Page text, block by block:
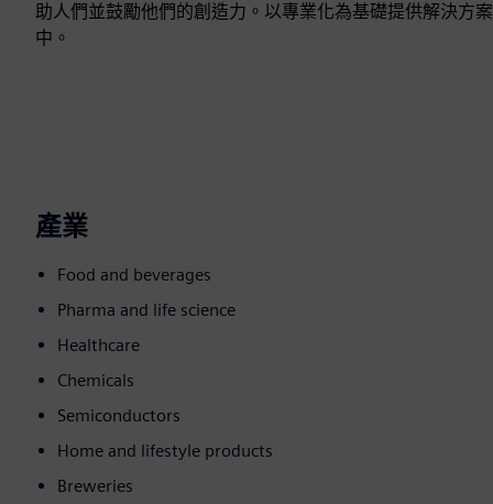
助人們並鼓勵他們的創造力。以專業化為基礎提供解決方
中。
產業
Food and beverages
Pharma and life science
Healthcare
Chemicals
Semiconductors
Home and lifestyle products
Breweries